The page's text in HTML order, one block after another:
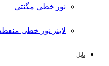
نور خطی مگنتی
لاینر نور خطی منعطف
تایل